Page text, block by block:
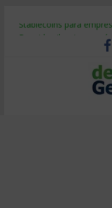
Stablecoins para
Despido silencioso:
IA en selección de
Trabajo forzoso en la
Mercado hispano de